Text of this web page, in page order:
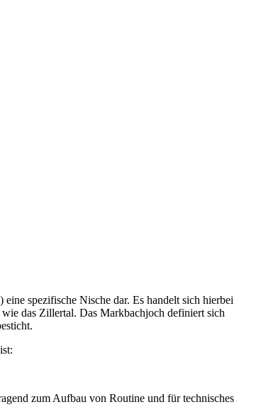
spezifische Nische dar. Es handelt sich hierbei
das Zillertal. Das Markbachjoch definiert sich
zum Aufbau von Routine und für technisches